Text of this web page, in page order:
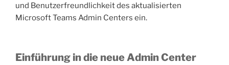
und Benutzerfreundlichkeit des aktualisierten
Microsoft Teams Admin Centers ein.
Einführung in die neue Admin Center